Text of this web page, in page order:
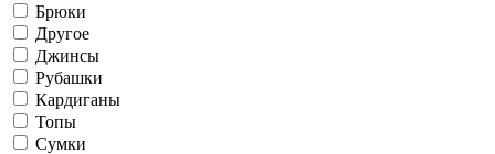
Брюки
Другое
Джинсы
Рубашки
Кардиганы
Топы
Сумки